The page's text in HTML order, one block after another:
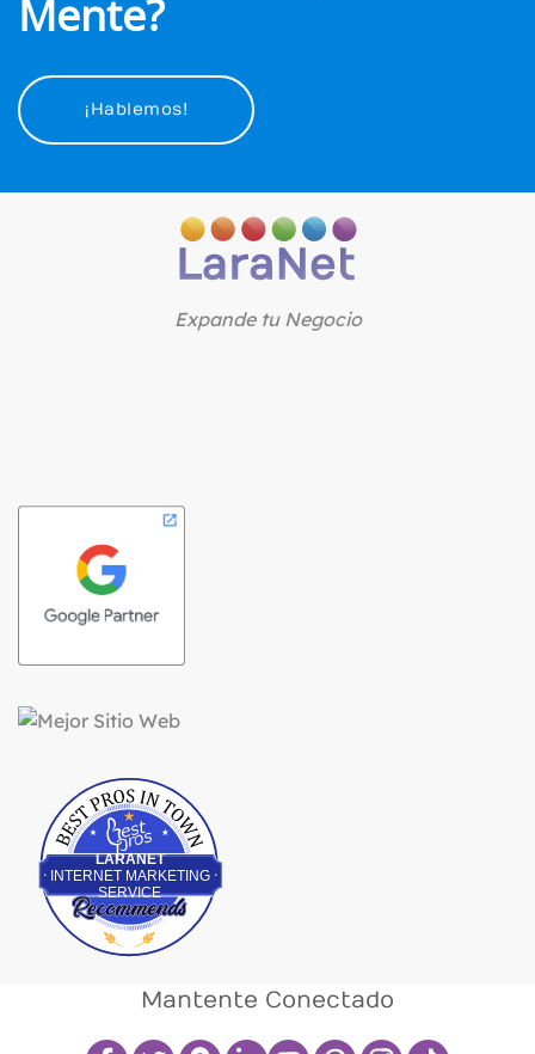
Mente?
¡Hablemos!
Expande tu Negocio
LARANET
INTERNET MARKETING
SERVICE
Best Pros In Town
Mantente Conectado